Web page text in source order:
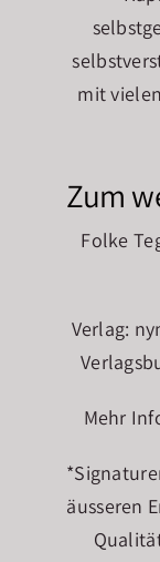
mit
Zum
Folke
Verlag:
Mehr
äusseren